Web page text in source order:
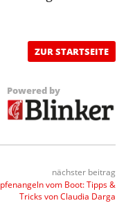
ZUR STARTSEITE
Powered by
nächster beitrag
vom Boot: Tipps &
Tricks von Claudia Darga